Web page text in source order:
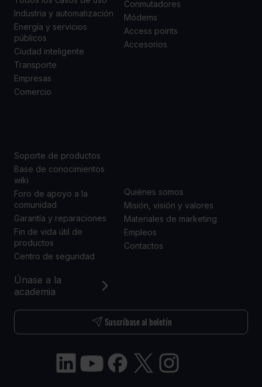
Únase a la
academia
Suscríbase al boletín
Industria y automatización
Energía y servicios
públicos
Ciudad inteligente
Transporte
Empresas
Comercio
Conmutadores
Módems
Access points
Accesorios
Soporte de productos
Base de conocimientos
wiki
Foro de apoyo a la
comunidad
Garantía y reparaciones
Fin de vida útil de
productos
Centro de seguridad
Quiénes somos
Misión, visión y valores
Materiales de marketing
Empleos
Contactos